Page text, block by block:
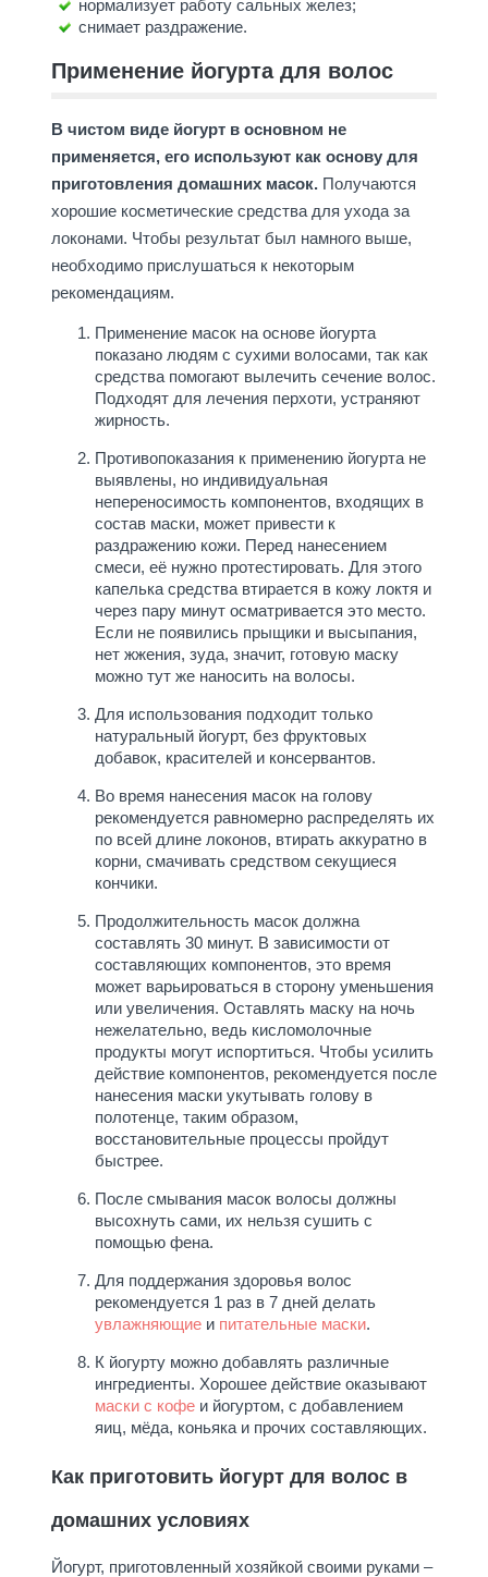
нормализует работу сальных желез;
снимает раздражение.
Применение йогурта для волос
В чистом виде йогурт в основном не
применяется, его используют как основу для
приготовления домашних масок.Получаются
хорошие косметические средства для ухода за
локонами. Чтобы результат был намного выше,
необходимо прислушаться к некоторым
рекомендациям.
Применение масок на основе йогурта
показано людям с сухими волосами, так как
средства помогают вылечить сечение волос.
Подходят для лечения перхоти, устраняют
жирность.
Противопоказания к применению йогурта не
выявлены, но индивидуальная
непереносимость компонентов, входящих в
состав маски, может привести к
раздражению кожи. Перед нанесением
смеси, её нужно протестировать. Для этого
капелька средства втирается в кожу локтя и
через пару минут осматривается это место.
Если не появились прыщики и высыпания,
нет жжения, зуда, значит, готовую маску
можно тут же наносить на волосы.
Для использования подходит только
натуральный йогурт, без фруктовых
добавок, красителей и консервантов.
Во время нанесения масок на голову
рекомендуется равномерно распределять их
по всей длине локонов, втирать аккуратно в
корни, смачивать средством секущиеся
кончики.
Продолжительность масок должна
составлять 30 минут. В зависимости от
составляющих компонентов, это время
может варьироваться в сторону уменьшения
или увеличения. Оставлять маску на ночь
нежелательно, ведь кисломолочные
продукты могут испортиться. Чтобы усилить
действие компонентов, рекомендуется после
нанесения маски укутывать голову в
полотенце, таким образом,
восстановительные процессы пройдут
быстрее.
После смывания масок волосы должны
высохнуть сами, их нельзя сушить с
помощью фена.
Для поддержания здоровья волос
рекомендуется 1 раз в 7 дней делать
увлажняющиеи питательные маски.
К йогурту можно добавлять различные
ингредиенты. Хорошее действие оказывают
маски с кофеи йогуртом, с добавлением
яиц, мёда, коньяка и прочих составляющих.
Как приготовить йогурт для волос в
домашних условиях
Йогурт, приготовленный хозяйкой своими руками –